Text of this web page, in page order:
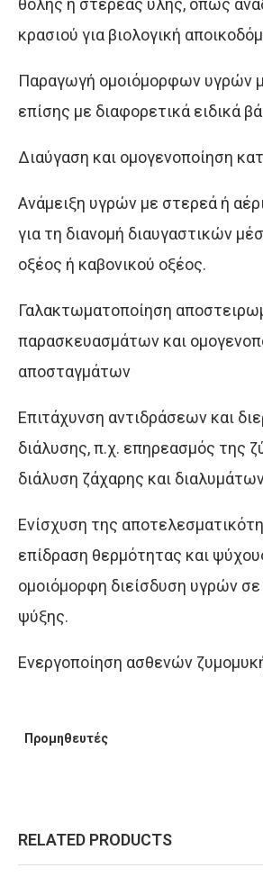
θολής ή στερεάς ύλης, όπως
κρασιού για βιολογική
Παραγωγή ομοιόμορφων υγρών
επίσης με διαφορετικά ειδικά
Διαύγαση και ομογενοποίηση
Ανάμειξη υγρών με στερεά ή
για τη διανομή διαυγαστικών
οξέος ή καβονικού οξέος.
Γαλακτωματοποίηση
παρασκευασμάτων και
αποσταγμάτων
Επιτάχυνση αντιδράσεων και
διάλυσης, π.χ. επηρεασμός της
διάλυση ζάχαρης και
Ενίσχυση της
επίδραση θερμότητας και
ομοιόμορφη διείσδυση υγρών σε
ψύξης.
Ενεργοποίηση ασθενών
Προμηθευτές
RELATED PRODUCTS